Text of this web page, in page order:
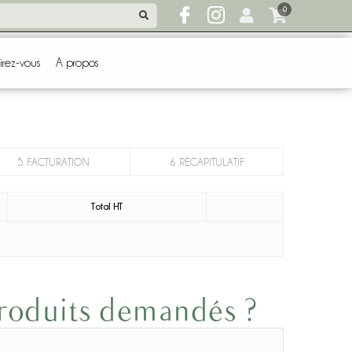
0
vous A propos
5. FACTURATION 6. RÉCAPITULATIF
Total HT
demandés ?